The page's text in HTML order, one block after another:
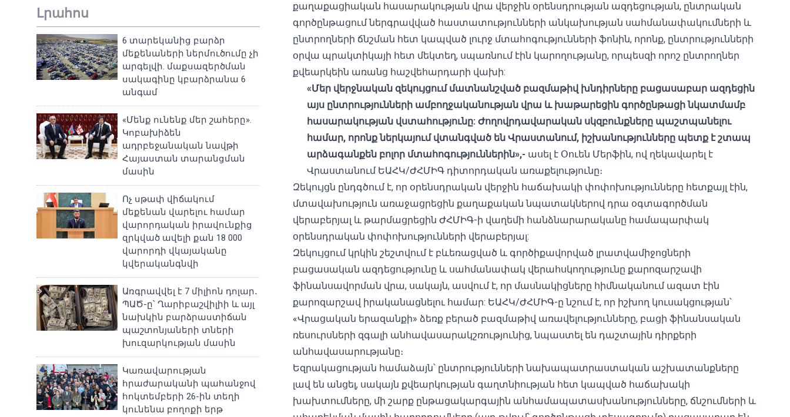
Լրահոս
6 տարեկանից բարձր
մեքենաների ներմուծումը չի
արգելվի. մաքսազերծման
սակագինը կբարձրանա 6
անգամ
«Մենք ունենք մեր շահերը».
Կոբախիձեն
ադրբեջանական նավթի
Հայաստան տարանցման
մասին
Ոչ սթափ վիճակում
մեքենան վարելու համար
վարորդական իրավունքից
զրկված ավելի քան 18 000
վարորդի վկայականը
կվերականգնվի
Առգրավվել է 7 միլիոն դոլար․
ՊԱԾ-ը՝ Ղարիբաշվիլիի և այլ
նախկին բարձրաստիճան
պաշտոնյաների տների
խուզարկության մասին
Կառավարության
հրաժարականի պահանջով
հոկտեմբերի 26-ին տեղի
կունենա բողոքի երթ
քաղաքացիական հասարակության վրա վերջին օրենսդրության ազդեցության, ընտրական
գործընթացում ներգրավված հաստատությունների անկախության սահմանափակումների և
ընտրողների ճնշման հետ կապված լուրջ մտահոգությունների ֆոնին, որոնք, ընտրությունների
օրվա պրակտիկայի հետ մեկտեղ, սպառնում էին կարողությանը, որպեսզի որոշ ընտրողներ
քվեարկեին առանց հաշվեհարդարի վախի:
«Մեր վերջնական զեկույցում մատնանշված բազմաթիվ խնդիրները բացասաբար ազդեցին
այս ընտրությունների ամբողջականության վրա և խաթարեցին գործընթացի նկատմամբ
հասարակության վստահությունը: Ժողովրդավարական սկզբունքները պաշտպանելու
համար, որոնք ներկայում վտանգված են Վրաստանում, իշխանությունները պետք է շտապ
արձագանքեն բոլոր մտահոգություններին»,- ասել է Օուեն Մերֆին, ով ղեկավարել է
Վրաստանում ԵԱՀԿ/ԺՀՄԻԳ դիտորդական առաքելությունը։
Զեկույցն ընդգծում է, որ օրենսդրական վերջին հաճախակի փոփոխությունները հետքայլ էին,
մտավախություն առաջացրեցին քաղաքական նպատակներով դրա օգտագործման
վերաբերյալ և թարմացրեցին ԺՀՄԻԳ-ի վաղեմի հանձնարարականը համապարփակ
օրենսդրական փոփոխությունների վերաբերյալ:
Զեկույցում կրկին շեշտվում է բևեռացված և գործիքավորված լրատվամիջոցների
բացասական ազդեցությունը և սահմանափակ վերահսկողությունը քարոզարշավի
ֆինանսավորման վրա, սակայն, ասվում է, որ մասնակիցները հիմնականում ազատ էին
քարոզարշավ իրականացնելու համար: ԵԱՀԿ/ԺՀՄԻԳ-ը նշում է, որ իշխող կուսակցության՝
«Վրացական երազանքի» ձեռք բերած բազմաթիվ առավելությունները, բացի ֆինանսական
ռեսուրսների զգալի անհավասարակշռությունից, նպաստել են դաշտային դիրքերի
անհավասարությանը։
Եզրակացության համաձայն՝ ընտրությունների նախապատրաստական ​​աշխատանքները
լավ են անցել, սակայն քվեարկության գաղտնիության հետ կապված հաճախակի
խախտումները, մի շարք ընթացակարգային անհամապատասխանությունները, ճնշումների և